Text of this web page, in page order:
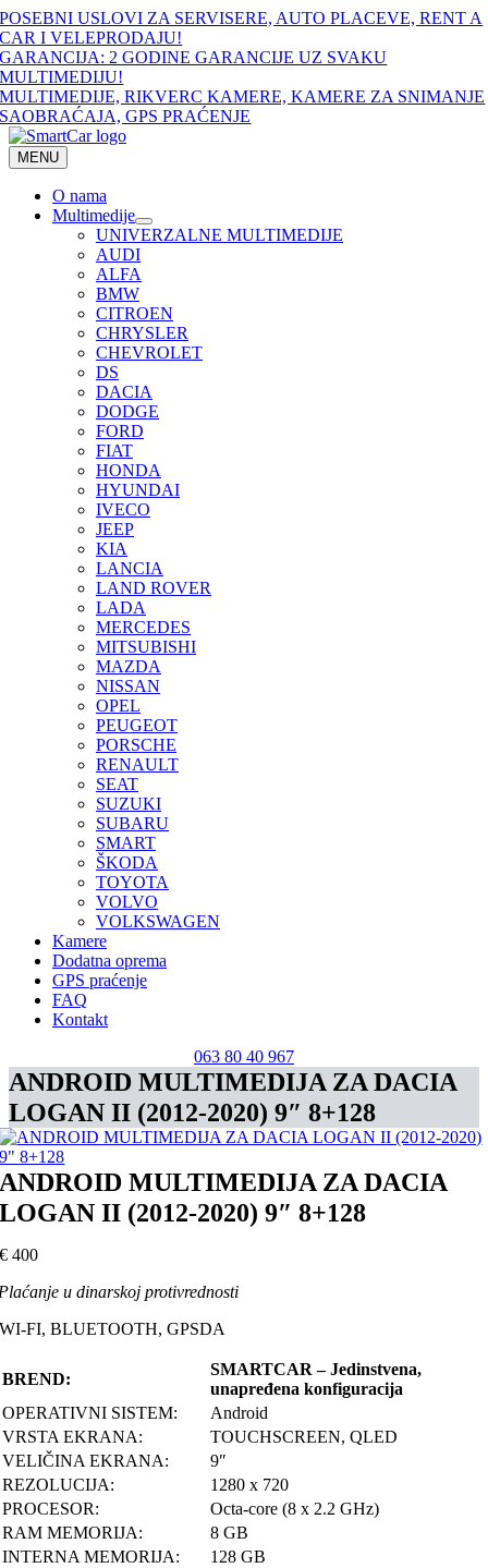
Skip
to
content
POSEBNI USLOVI ZA SERVISERE, AUTO PLACEVE, RENT A
CAR I VELEPRODAJU!
GARANCIJA: 2 GODINE GARANCIJE UZ SVAKU
MULTIMEDIJU!
MULTIMEDIJE, RIKVERC KAMERE, KAMERE ZA SNIMANJE
SAOBRAĆAJA, GPS PRAĆENJE
MENU
O nama
Multimedije
UNIVERZALNE MULTIMEDIJE
AUDI
ALFA
BMW
CITROEN
CHRYSLER
CHEVROLET
DS
DACIA
DODGE
FORD
FIAT
HONDA
HYUNDAI
IVECO
JEEP
KIA
LANCIA
LAND ROVER
LADA
MERCEDES
MITSUBISHI
MAZDA
NISSAN
OPEL
PEUGEOT
PORSCHE
RENAULT
SEAT
SUZUKI
SUBARU
SMART
ŠKODA
TOYOTA
VOLVO
VOLKSWAGEN
Kamere
Dodatna oprema
GPS praćenje
FAQ
Kontakt
063 80 40 967
ANDROID MULTIMEDIJA ZA DACIA
LOGAN II (2012-2020) 9″ 8+128
ANDROID MULTIMEDIJA ZA DACIA
LOGAN II (2012-2020) 9″ 8+128
€ 400
u dinarskoj protivrednosti
WI-FI, BLUETOOTH, GPSDA
BREND:
SMARTCAR – Jedinstvena,
unapređena konfiguracija
OPERATIVNI SISTEM:
Android
VRSTA EKRANA:
TOUCHSCREEN, QLED
VELIČINA EKRANA:
9″
REZOLUCIJA:
1280 x 720
PROCESOR:
Octa-core (8 x 2.2 GHz)
RAM MEMORIJA:
8 GB
INTERNA MEMORIJA:
128 GB